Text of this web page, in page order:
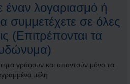
έναν λογαριασμό ή
συμμετέχετε σε όλες
(Επιτρέπονται τα
γράφουν και απαντούν μόνο τα
μέλη